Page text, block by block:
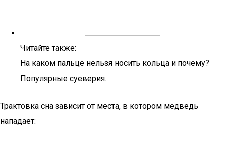
Читайте также:
На каком пальце нельзя носить кольца и почему?
Популярные суеверия.
Трактовка сна зависит от места, в котором медведь
нападает: